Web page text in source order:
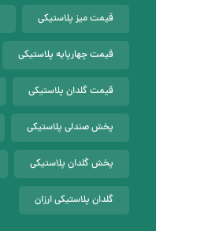
قیمت میز پلاستیکی
قیمت چهارپایه پلاستیکی
قیمت گلدان پلاستیکی
پخش صندلی پلاستیکی
پخش گلدان پلاستیکی
گلدان پلاستیکی ارزان